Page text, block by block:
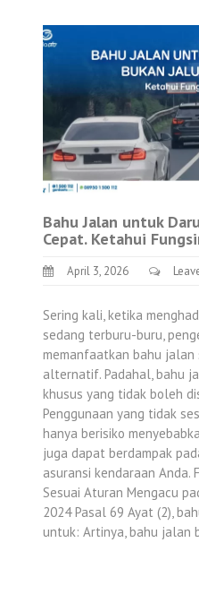
Bahu Jalan untuk
Cepat. Ketahui
April 3, 2026
Sering kali, ketika
sedang terburu-buru,
memanfaatkan bahu
alternatif. Padahal, bahu
khusus yang tidak boleh
Penggunaan yang tidak
hanya berisiko
juga dapat berdampak
asuransi kendaraan Anda.
Sesuai Aturan Mengacu
2024 Pasal 69 Ayat (2),
untuk: Artinya, bahu jalan